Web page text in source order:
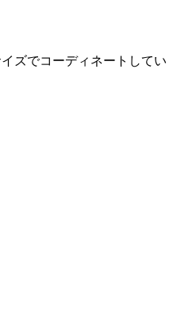
ズでコーディネートしてい